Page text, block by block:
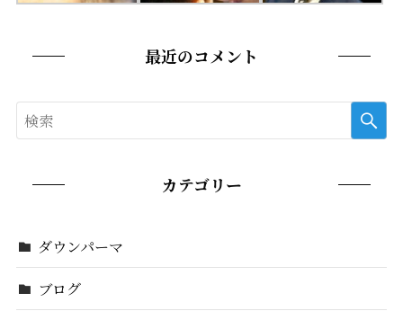
最近のコメント
カテゴリー
ダウンパーマ
ブログ